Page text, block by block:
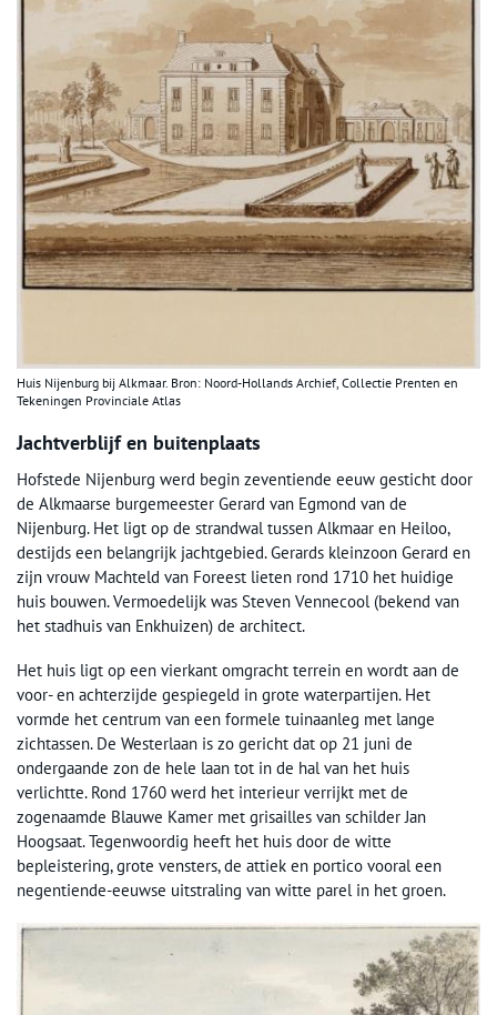
Huis Nijenburg bij Alkmaar. Bron: Noord-Hollands Archief, Collectie Prenten en
Tekeningen Provinciale Atlas
Jachtverblijf en buitenplaats
Hofstede Nijenburg werd begin zeventiende eeuw gesticht door
de Alkmaarse burgemeester Gerard van Egmond van de
Nijenburg. Het ligt op de strandwal tussen Alkmaar en Heiloo,
destijds een belangrijk jachtgebied. Gerards kleinzoon Gerard en
zijn vrouw Machteld van Foreest lieten rond 1710 het huidige
huis bouwen. Vermoedelijk was Steven Vennecool (bekend van
het stadhuis van Enkhuizen) de architect.
Het huis ligt op een vierkant omgracht terrein en wordt aan de
voor- en achterzijde gespiegeld in grote waterpartijen. Het
vormde het centrum van een formele tuinaanleg met lange
zichtassen. De Westerlaan is zo gericht dat op 21 juni de
ondergaande zon de hele laan tot in de hal van het huis
verlichtte. Rond 1760 werd het interieur verrijkt met de
zogenaamde Blauwe Kamer met grisailles van schilder Jan
Hoogsaat. Tegenwoordig heeft het huis door de witte
bepleistering, grote vensters, de attiek en portico vooral een
negentiende-eeuwse uitstraling van witte parel in het groen.